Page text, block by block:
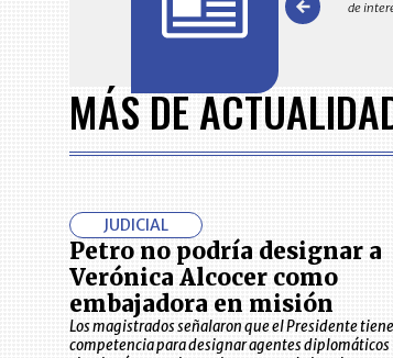
de
of
7
MÁS DE
JUDICIAL
Petro no podría designar a
Verónica Alcocer como
embajadora en misión
Los magistrados señalaron que el Presidente tiene
competencia para designar agentes diplomáticos